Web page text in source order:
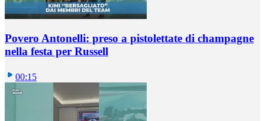
Povero Antonelli: preso a pistolettate di champagne
nella festa per Russell
00:15